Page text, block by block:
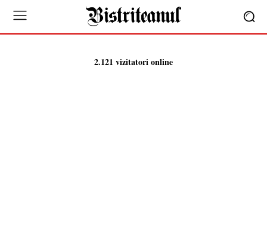
2.121 vizitatori online